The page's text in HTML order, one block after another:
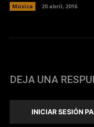
Música 20 abril, 2016
DEJA UNA
INICIAR SESIÓN